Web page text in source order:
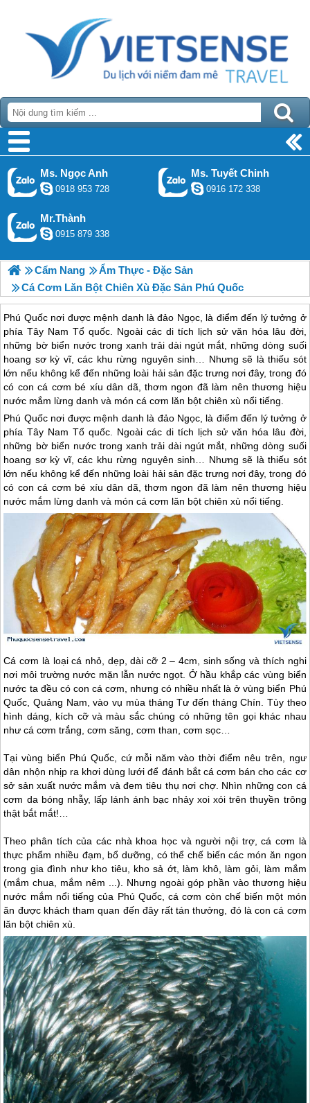
Ms. Ngọc Anh
0918 953 728
Ms. Tuyết Chinh
0916 172 338
Mr.Thành
0915 879 338
Cẩm Nang
Ẩm Thực - Đặc Sản
Cá Cơm Lăn Bột Chiên Xù Đặc Sản Phú Quốc
Phú Quốc nơi được mệnh danh là đảo Ngọc, là điểm đến lý tưởng ở
phía Tây Nam Tổ quốc. Ngoài các di tích lịch sử văn hóa lâu đời,
những bờ biển nước trong xanh trải dài ngút mắt, những dòng suối
hoang sơ kỳ vĩ, các khu rừng nguyên sinh… Nhưng sẽ là thiếu sót
lớn nếu không kể đến những loài hải sản đặc trưng nơi đây, trong đó
có con cá cơm bé xíu dân dã, thơm ngon đã làm nên thương hiệu
nước mắm lừng danh và món cá cơm lăn bột chiên xù nổi tiếng.
Phú Quốcnơi được mệnh danh là đảo Ngọc, là điểm đến lý tưởng ở
phía Tây Nam Tổ quốc. Ngoài các di tích lịch sử văn hóa lâu đời,
những bờ biển nước trong xanh trải dài ngút mắt, những dòng suối
hoang sơ kỳ vĩ, các khu rừng nguyên sinh… Nhưng sẽ là thiếu sót
lớn nếu không kể đến những loài hải sản đặc trưng nơi đây, trong đó
có con cá cơm bé xíu dân dã, thơm ngon đã làm nên thương hiệu
nước mắm lừng danh và món cá cơm lăn bột chiên xù nổi tiếng.
Cá cơm là loại cá nhỏ, dẹp, dài cỡ 2 – 4cm, sinh sống và thích nghi
nơi môi trường nước mặn lẫn nước ngọt. Ở hầu khắp các vùng biển
nước ta đều có con cá cơm, nhưng có nhiều nhất là ở vùng biển Phú
Quốc , Quảng Nam, vào vụ mùa tháng Tư đến tháng Chín. Tùy theo
hình dáng, kích cỡ và màu sắc chúng có những tên gọi khác nhau
như cá cơm trắng, cơm săng, cơm than, cơm sọc…
Tại vùng biển Phú Quốc, cứ mỗi năm vào thời điểm nêu trên, ngư
dân nhộn nhịp ra khơi dùng lưới để đánh bắt cá cơm bán cho các cơ
sở sản xuất nước mắm và đem tiêu thụ nơi chợ. Nhìn những con cá
cơm da bóng nhẫy, lấp lánh ánh bạc nhảy xoi xói trên thuyền trông
thật bắt mắt!…
Theo phân tích của các nhà khoa học và người nội trợ, cá cơm là
thực phẩm nhiều đạm, bổ dưỡng, có thể chế biến các món ăn ngon
trong gia đình như kho tiêu, kho sả ớt, làm khô, làm gỏi, làm mắm
(mắm chua, mắm nêm ...). Nhưng ngoài góp phần vào thương hiệu
nước mắm nổi tiếng của Phú Quốc, cá cơm còn chế biến một món
ăn được khách tham quan đến đây rất tán thưởng, đó là con cá cơm
lăn bột chiên xù.